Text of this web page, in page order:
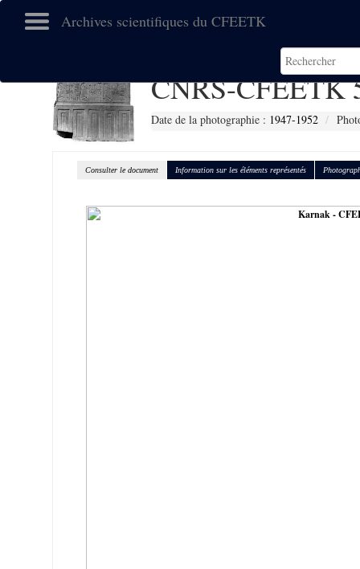
Archives scientifiques du CFEETK
CNRS-CFEETK
Date de la photographie : 1947-1952
Consulter le document Information sur les éléments représentés